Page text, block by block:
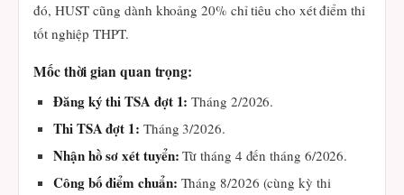
đó, HUST cũng dành khoảng 20% chỉ tiêu cho xét điểm thi
tốt nghiệp THPT.
Mốc thời gian quan trọng:
Đăng ký thi TSA đợt 1: Tháng 2/2026.
Thi TSA đợt 1: Tháng 3/2026.
Nhận hồ sơ xét tuyển: Từ tháng 4 đến tháng 6/2026.
Công bố điểm chuẩn: Tháng 8/2026 (cùng kỳ thi